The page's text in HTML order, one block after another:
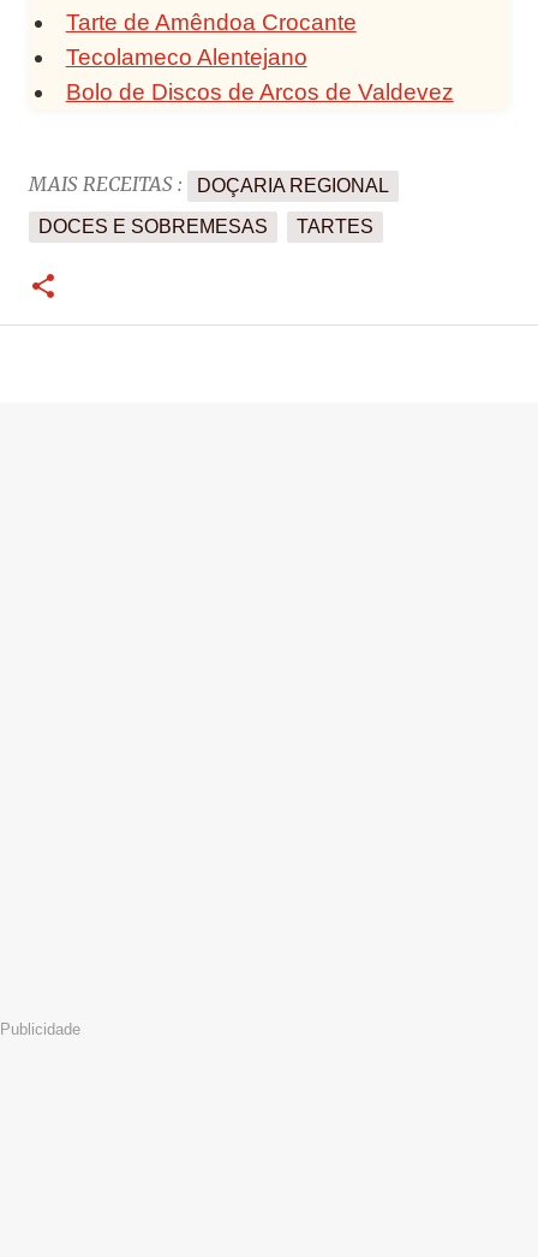
Tarte de Amêndoa Crocante
Tecolameco Alentejano
Bolo de Discos de Arcos de Valdevez
MAIS RECEITAS :
DOÇARIA REGIONAL
DOCES E SOBREMESAS
TARTES
Publicidade